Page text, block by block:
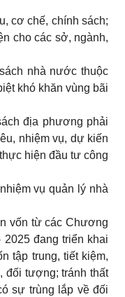
cơ chế, chính sách;
cho các sở, ngành,
nhà nước thuộc
khó khăn vùng bãi
địa phương phải
nhiệm vụ, dự kiến
hiện đầu tư công
vụ quản lý nhà
vốn từ các Chương
đang triển khai
tập trung, tiết kiệm,
đối tượng; tránh thất
sự trùng lắp về đối